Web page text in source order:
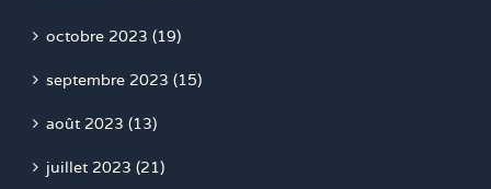
octobre 2023 (19)
septembre 2023 (15)
août 2023 (13)
juillet 2023 (21)